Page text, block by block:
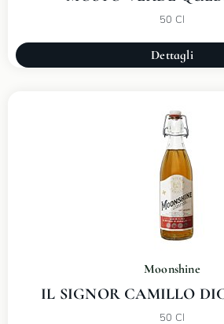
50 Cl
Dettagli
Moonshine
IL SIGNOR CAMILLO
50 Cl